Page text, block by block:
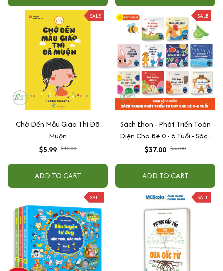
SALE
Chờ Đến Mẫu Giáo Thì Đã
Muộn
$5.99 $15.00
ADD TO CART
SALE
Sách Ehon - Phát Triển Toàn
Diện Cho Bé 0 - 6 Tuổi - Sách
Song Ngữ Việt - Anh
$37.00 $55.00
ADD TO CART
SALE SALE